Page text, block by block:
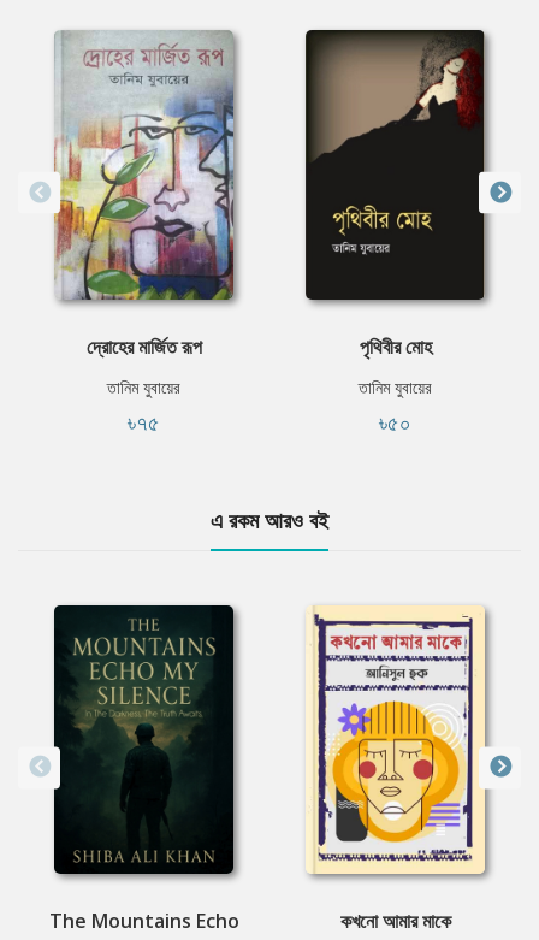
দ্রোহের মার্জিত রূপ
তানিম যুবায়ের
৳৭৫
পৃথিবীর মোহ
তানিম যুবায়ের
৳৫০
এ রকম আরও বই
The Mountains Echo
কখনো আমার মাকে